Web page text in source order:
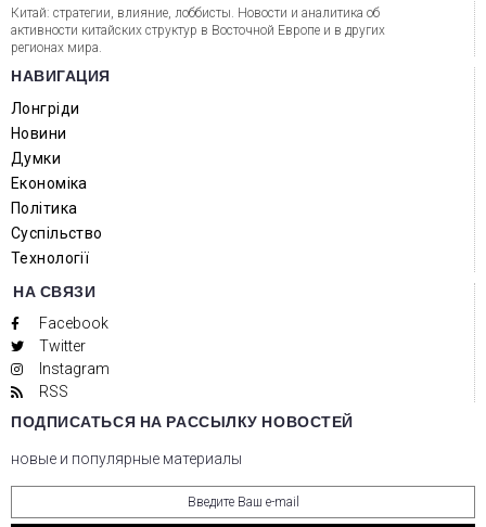
Китай: стратегии, влияние, лоббисты. Новости и аналитика об
активности китайских структур в Восточной Европе и в других
регионах мира.
НАВИГАЦИЯ
Лонгріди
Новини
Думки
Економіка
Політика
Суспільство
Технології
НА СВЯЗИ
Facebook
Twitter
Instagram
RSS
ПОДПИСАТЬСЯ НА РАССЫЛКУ НОВОСТЕЙ
новые и популярные материалы